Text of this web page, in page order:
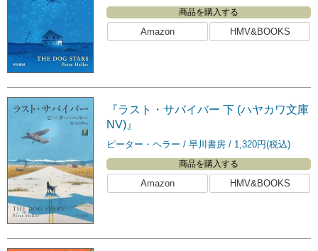
商品を購入する
Amazon HMV&BOOKS
『ラスト・サバイバー 下 (ハヤカワ文庫
NV)』
ピーター・ヘラー 早川書房 1,320円(税込)
商品を購入する
Amazon HMV&BOOKS